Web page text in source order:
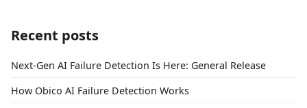
Recent posts
Next-Gen AI Failure Detection Is Here: General Release
How Obico AI Failure Detection Works